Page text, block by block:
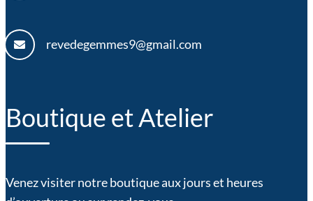
revedegemmes9@gmail.com
Boutique et Atelier
Venez visiter notre boutique aux jours et heures